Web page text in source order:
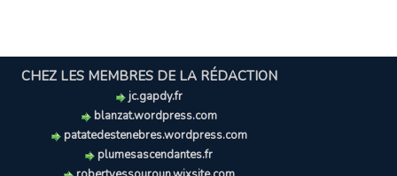
CHEZ LES MEMBRES DE LA RÉDACTION
jc.gapdy.fr
blanzat.wordpress.com
patatedestenebres.wordpress.com
plumesascendantes.fr